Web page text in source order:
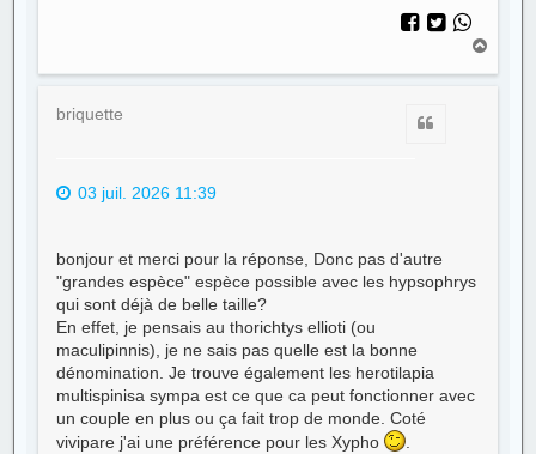
u
briquette
03 juil. 2026 11:39
bonjour et merci pour la réponse, Donc pas d'autre
"grandes espèce" espèce possible avec les hypsophrys
qui sont déjà de belle taille?
En effet, je pensais au thorichtys ellioti (ou
maculipinnis), je ne sais pas quelle est la bonne
dénomination. Je trouve également les herotilapia
multispinisa sympa est ce que ca peut fonctionner avec
un couple en plus ou ça fait trop de monde. Coté
vivipare j'ai une préférence pour les Xypho